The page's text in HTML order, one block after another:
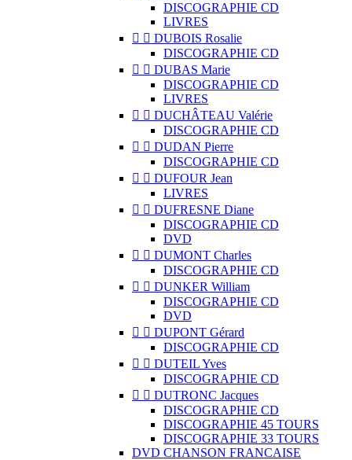
DISCOGRAPHIE CD
LIVRES
  DUBOIS Rosalie
DISCOGRAPHIE CD
  DUBAS Marie
DISCOGRAPHIE CD
LIVRES
  DUCHÂTEAU Valérie
DISCOGRAPHIE CD
  DUDAN Pierre
DISCOGRAPHIE CD
  DUFOUR Jean
LIVRES
  DUFRESNE Diane
DISCOGRAPHIE CD
DVD
  DUMONT Charles
DISCOGRAPHIE CD
  DUNKER William
DISCOGRAPHIE CD
DVD
  DUPONT Gérard
DISCOGRAPHIE CD
  DUTEIL Yves
DISCOGRAPHIE CD
  DUTRONC Jacques
DISCOGRAPHIE CD
DISCOGRAPHIE 45 TOURS
DISCOGRAPHIE 33 TOURS
DVD CHANSON FRANCAISE